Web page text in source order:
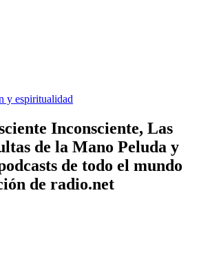
y espiritualidad
Inconsciente, Las
de la Mano Peluda y
de todo el mundo
de radio.net